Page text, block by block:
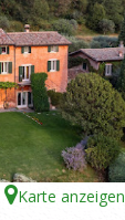
Karte anzeigen